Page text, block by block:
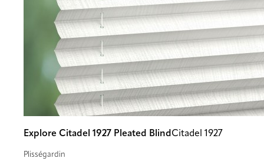
Explore Citadel 1927 Pleated Blind Citadel 1927
Plisségardin